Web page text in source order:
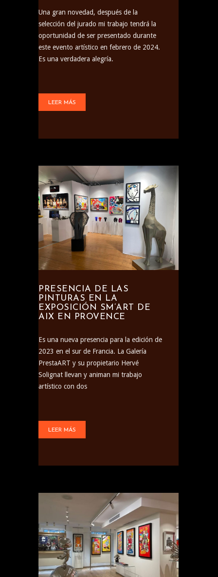
Una gran novedad, después de la
selección del jurado mi trabajo tendrá la
oportunidad de ser presentado durante
este evento artístico en febrero de 2024.
Es una verdadera alegría.
LEER MÁS
PRESENCIA DE LAS
PINTURAS EN LA
EXPOSICIÓN SM’ART DE
AIX EN PROVENCE
Es una nueva presencia para la edición de
2023 en el sur de Francia. La Galería
PrestaART y su propietario Hervé
Solignat llevan y animan mi trabajo
artístico con dos
LEER MÁS